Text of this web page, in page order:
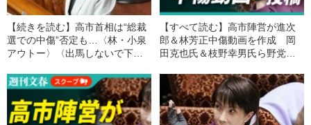
【続きを読む】高市首相は“総裁
選での中傷”否定も…〈林・小泉
アウトー〉〈出馬しないで下さ
す証拠メッセージがあった 週
刊文春が報道
【すべて読む】高市陣営が進次
郎＆林芳正中傷動画を作成 岡
田克也氏＆枝野幸男氏ら野党大
食に向かった小泉進次郎防衛相
【週刊文春・今週の政治ニュー
ス4/26～5/2】